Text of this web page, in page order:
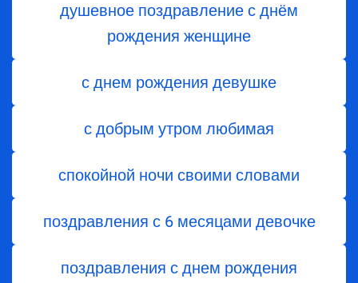
душевное поздравление с днём
рождения женщине
с днем рождения девушке
с добрым утром любимая
спокойной ночи своими словами
поздравления с 6 месяцами девочке
поздравления с днем ​​рождения